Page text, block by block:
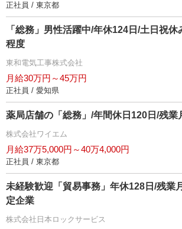
正社員 / 東京都
「総務」男性活躍中/年休124日/土日祝休
程度
東和電気工事株式会社
月給30万円～45万円
正社員 / 愛知県
薬局店舗の「総務」/年間休日120日/残業
株式会社ワイエム
月給37万5,000円～40万4,000円
正社員 / 東京都
未経験歓迎「貿易事務」年休128日/残業
定企業
株式会社日本ロックサービス